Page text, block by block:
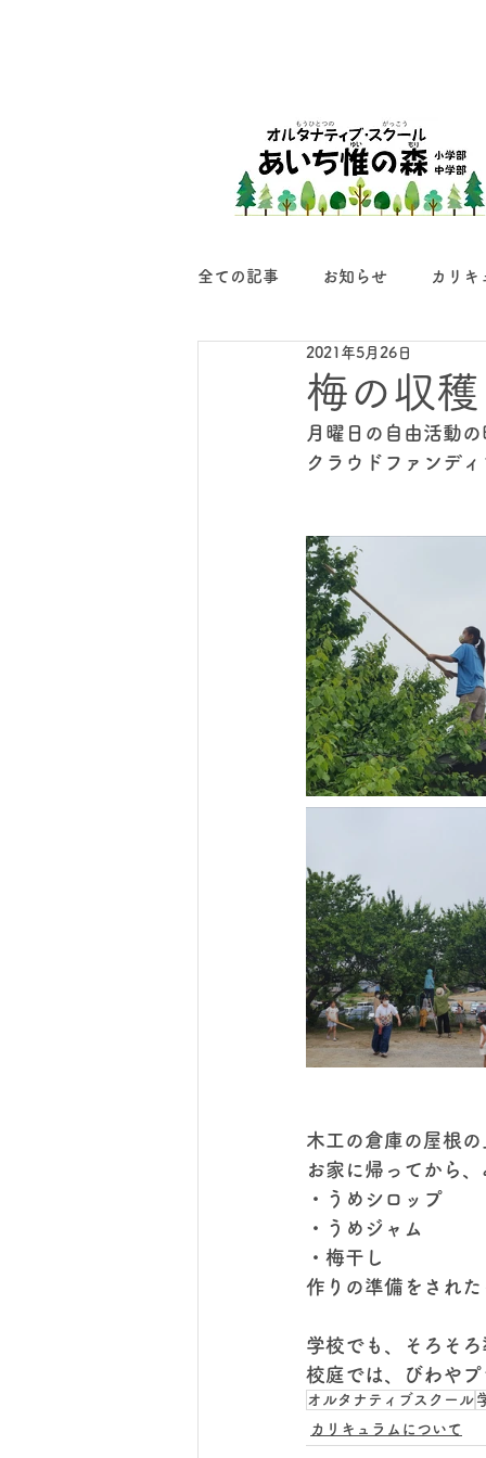
全ての記事 お知らせ カリキ
梅の収穫
2021年5月26日
月曜日の自由活動
クラウドファンデ
木工の倉庫の屋根
お家に帰ってから
・うめシロップ
・うめジャム
・梅干し
作りの準備をされ
学校でも、そろそ
校庭では、びわや
オルタナティブスクール
カリキュラムについて